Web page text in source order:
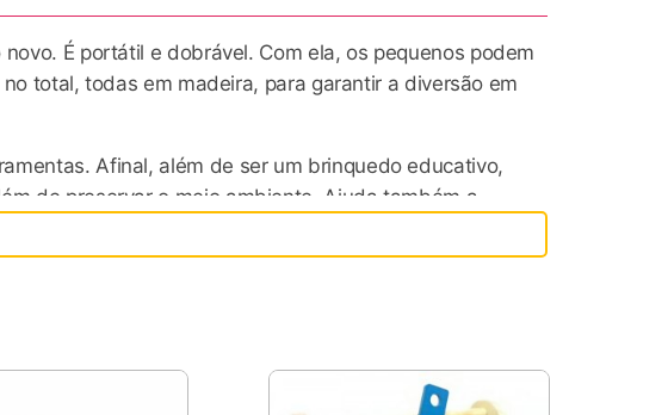
É portátil e dobrável. Com ela, os pequenos podem
total, todas em madeira, para garantir a diversão em
Afinal, além de ser um brinquedo educativo,
de preservar o meio ambiente. Ajuda também a
habilidades linguísticas.